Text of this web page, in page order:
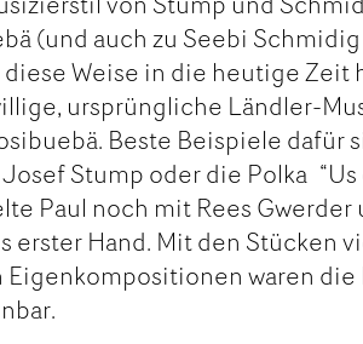
(und auch zu Seebi
diese Weise in die heutige
ursprüngliche Ländler-
Beste Beispiele dafür
Stump oder die Polka “Us
Paul noch mit Rees Gwerder
erster Hand. Mit den Stücken
waren die